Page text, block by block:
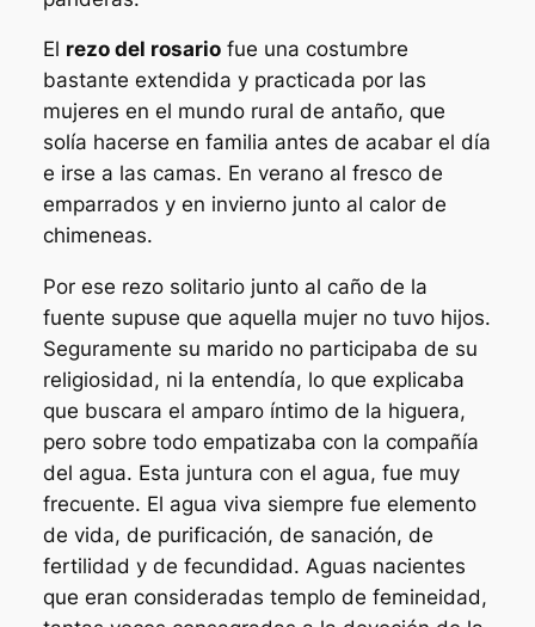
El rezo del rosariofue una costumbre
bastante extendida y practicada por las
mujeres en el mundo rural de antaño, que
solía hacerse en familia antes de acabar el día
e irse a las camas. En verano al fresco de
emparrados y en invierno junto al calor de
chimeneas.
Por ese rezo solitario junto al caño de la
fuente supuse que aquella mujer no tuvo hijos.
Seguramente su marido no participaba de su
religiosidad, ni la entendía, lo que explicaba
que buscara el amparo íntimo de la higuera,
pero sobre todo empatizaba con la compañía
del agua. Esta juntura con el agua, fue muy
frecuente. El agua viva siempre fue elemento
de vida, de purificación, de sanación, de
fertilidad y de fecundidad. Aguas nacientes
que eran consideradas templo de femineidad,